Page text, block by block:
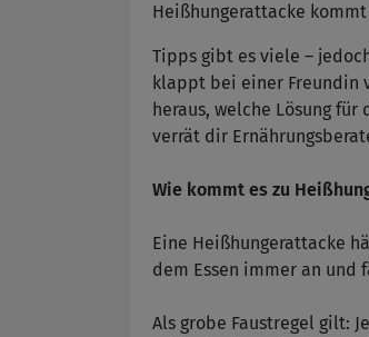
Heißhungerattacke
Tipps gibt es viele –
klappt bei einer Freundin
heraus, welche Lösung
verrät dir
Wie kommt es zu
Eine Heißhungerattacke
dem Essen immer an
Als grobe Faustregel gilt: